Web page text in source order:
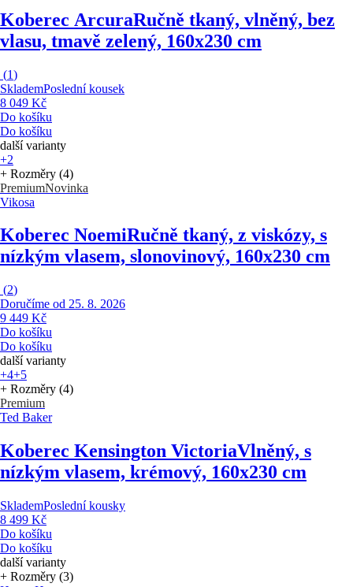
Koberec ArcuraRučně tkaný, vlněný, bez
vlasu, tmavě zelený, 160x230 cm
(1)
SklademPoslední kousek
8 049 Kč
Do košíku
Do košíku
další varianty
+2
+ Rozměry (4)
PremiumNovinka
Vikosa
Koberec NoemiRučně tkaný, z viskózy, s
nízkým vlasem, slonovinový, 160x230 cm
(2)
Doručíme od 25. 8. 2026
9 449 Kč
Do košíku
Do košíku
další varianty
+4+5
+ Rozměry (4)
Premium
Ted Baker
Koberec Kensington VictoriaVlněný, s
nízkým vlasem, krémový, 160x230 cm
SklademPoslední kousky
8 499 Kč
Do košíku
Do košíku
další varianty
+ Rozměry (3)